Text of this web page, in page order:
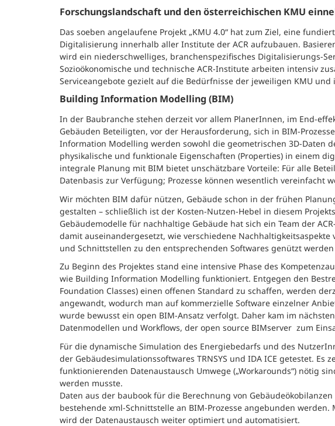
Forschungslandschaft und den österreichischen KMU
Das soeben angelaufene Projekt „KMU 4.0“ hat zum Ziel, eine
Digitalisierung innerhalb aller Institute der ACR aufzubauen.
wird ein niederschwelliges, branchenspezifisches Digitalisierungs-
Sozioökonomische und technische ACR-Institute arbeiten intensiv
Serviceangebote gezielt auf die Bedürfnisse der jeweiligen KMU
Building Information Modelling (BIM)
In der Baubranche stehen derzeit vor allem PlanerInnen, im End-
Gebäuden Beteiligten, vor der Herausforderung, sich in BIM-
Information Modelling werden sowohl die geometrischen 3D-Daten
physikalische und funktionale Eigenschaften (Properties) in einem
integrale Planung mit BIM bietet unschätzbare Vorteile: Für alle
Datenbasis zur Verfügung; Prozesse können wesentlich vereinfacht
Wir möchten BIM dafür nützen, Gebäude schon in der frühen
gestalten – schließlich ist der Kosten-Nutzen-Hebel in diesem
Gebäudemodelle für nachhaltige Gebäude hat sich ein Team der
damit auseinandergesetzt, wie verschiedene
und Schnittstellen zu den entsprechenden Softwares genützt
Zu Beginn des Projektes stand eine intensive Phase des
wie Building Information Modelling funktioniert. Entgegen den
Foundation Classes) einen offenen Standard zu schaffen, werden
angewandt, wodurch man auf kommerzielle Software einzelner
wurde bewusst ein open BIM-Ansatz verfolgt. Daher kam im
Datenmodellen und Workflows, der open source BIMserver zum
Für die dynamische Simulation des Energiebedarfs und des
der Gebäudesimulationssoftwares TRNSYS und IDA ICE getestet. Es
funktionierenden Datenaustausch Umwege („Workarounds“) nötig
werden musste.
Daten aus der baubook für die Berechnung von
bestehende xml-Schnittstelle an BIM-Prozesse angebunden werden.
wird der Datenaustausch weiter optimiert und automatisiert.